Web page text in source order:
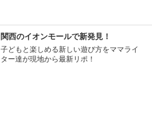
関西のイオンモールで新発見！
子どもと楽しめる新しい遊び方をママライ
ター達が現地から最新リポ！